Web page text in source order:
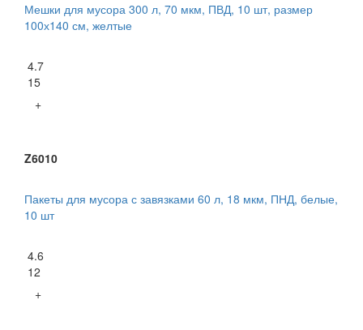
Мешки для мусора 300 л, 70 мкм, ПВД, 10 шт, размер
100х140 см, желтые
4.7
15
+
Z6010
Пакеты для мусора с завязками 60 л, 18 мкм, ПНД, белые,
10 шт
4.6
12
+